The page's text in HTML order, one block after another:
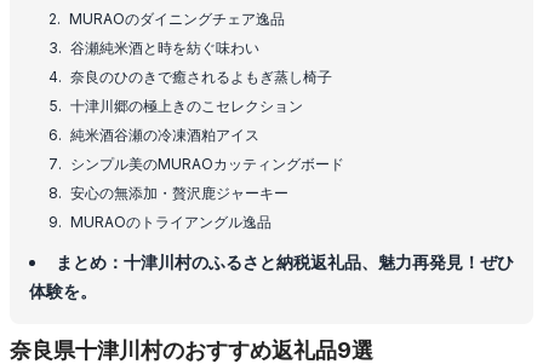
MURAOのダイニングチェア逸品
谷瀬純米酒と時を紡ぐ味わい
奈良のひのきで癒されるよもぎ蒸し椅子
十津川郷の極上きのこセレクション
純米酒谷瀬の冷凍酒粕アイス
シンプル美のMURAOカッティングボード
安心の無添加・贅沢鹿ジャーキー
MURAOのトライアングル逸品
まとめ：十津川村のふるさと納税返礼品、魅力再発見！ぜひ
体験を。
奈良県十津川村のおすすめ返礼品9選